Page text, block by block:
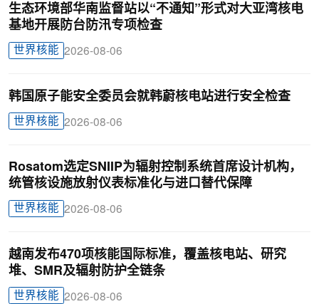
生态环境部华南监督站以“不通知”形式对大亚湾核电
基地开展防台防汛专项检查
世界核能 2026-08-06
韩国原子能安全委员会就韩蔚核电站进行安全检查
世界核能 2026-08-06
Rosatom选定SNIIP为辐射控制系统首席设计机构，
统管核设施放射仪表标准化与进口替代保障
世界核能 2026-08-06
越南发布470项核能国际标准，覆盖核电站、研究
堆、SMR及辐射防护全链条
世界核能 2026-08-06